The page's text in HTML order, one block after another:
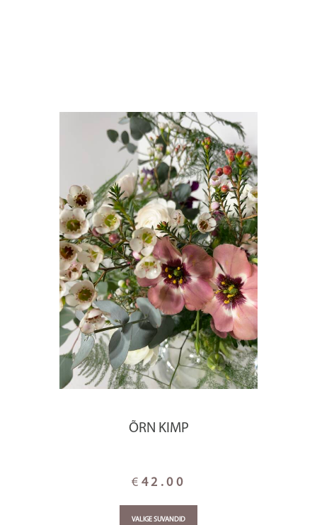
ÕRN KIMP
€ 42.00
VALIGE SUVANDID